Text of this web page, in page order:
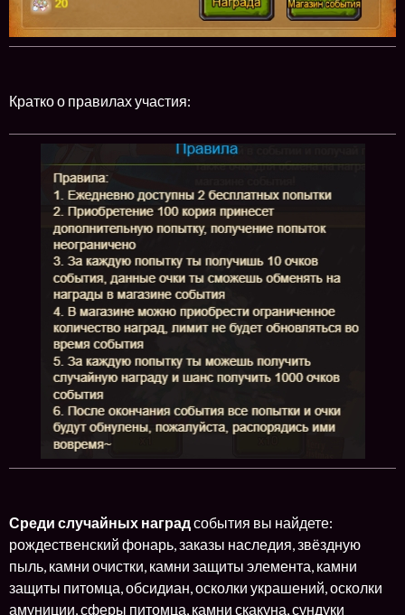
Кратко о правилах участия:
Среди случайных наградсобытия вы найдете:
рождественский фонарь, заказы наследия, звёздную
пыль, камни очистки, камни защиты элемента, камни
защиты питомца, обсидиан, осколки украшений, осколки
амуниции, сферы питомца, камни скакуна, сундуки